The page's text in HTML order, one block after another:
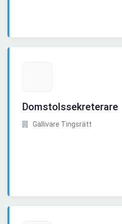
Domstolssekreterare
Gällivare Tingsrätt